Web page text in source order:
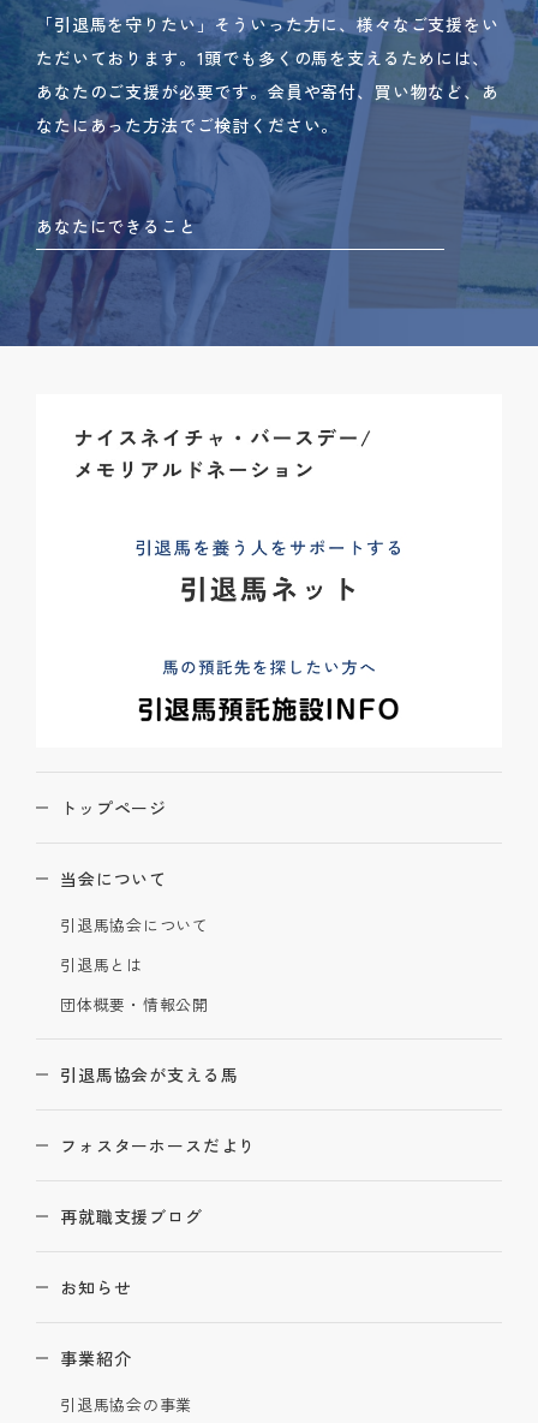
「引退馬を守りたい」そういった方に、様々なご支援をい
ただいております。 1頭でも多くの馬を支えるためには、
あなたのご支援が必要です。 会員や寄付、買い物など、あ
なたにあった方法でご検討ください。
あなたにできること
トップページ
当会について
引退馬協会について
引退馬とは
団体概要・情報公開
引退馬協会が支える馬
フォスターホースだより
再就職支援ブログ
お知らせ
事業紹介
引退馬協会の事業